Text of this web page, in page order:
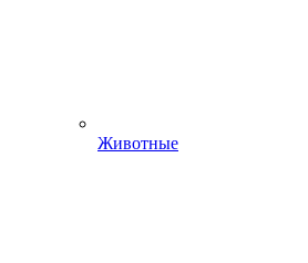
Животные